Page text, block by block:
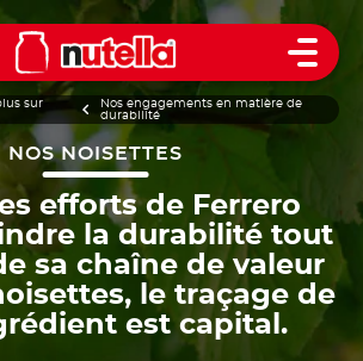
Open
sur
Nos engagements en matière de
durabilité
NOS NOISETTES
efforts de Ferrero
la durabilité tout
sa chaîne de valeur
le traçage de
est capital.